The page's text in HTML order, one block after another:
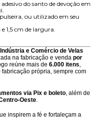
do santo de devoção em
ou utilizado em seu
1,5 cm de largura.
e Comércio de Velas
na fabricação e venda por
reúne mais de 6.000 itens
própria, sempre com
via Pix e boleto, além de
Oeste.
inspirem a fé e fortaleçam a